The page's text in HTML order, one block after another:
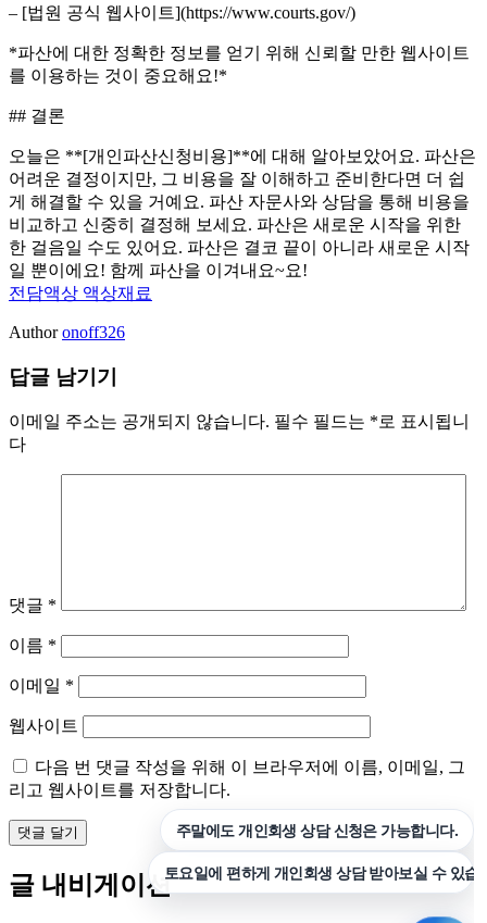
– [법원 공식 웹사이트](https://www.courts.gov/)
*파산에 대한 정확한 정보를 얻기 위해 신뢰할 만한 웹사이트
를 이용하는 것이 중요해요!*
## 결론
오늘은 **[개인파산신청비용]**에 대해 알아보았어요. 파산은
어려운 결정이지만, 그 비용을 잘 이해하고 준비한다면 더 쉽
게 해결할 수 있을 거예요. 파산 자문사와 상담을 통해 비용을
비교하고 신중히 결정해 보세요. 파산은 새로운 시작을 위한
한 걸음일 수도 있어요. 파산은 결코 끝이 아니라 새로운 시작
일 뿐이에요! 함께 파산을 이겨내요~요!
전담액상 액상재료
Authoronoff326
답글 남기기
이메일 주소는 공개되지 않습니다. 필수 필드는 *로 표시됩니
다
댓글 *
이름 *
이메일 *
웹사이트
다음 번 댓글 작성을 위해 이 브라우저에 이름, 이메일, 그
리고 웹사이트를 저장합니다.
글 내비게이션